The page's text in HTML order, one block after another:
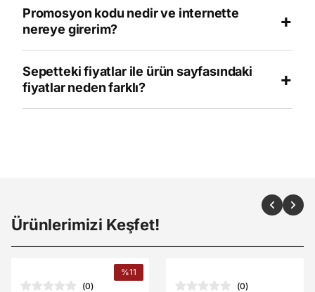
Promosyon kodu nedir ve internette
nereye girerim?
+
Sepetteki fiyatlar ile ürün sayfasındaki
fiyatlar neden farklı?
+
Ürünlerimizi Keşfet!
%11
(0) (0)